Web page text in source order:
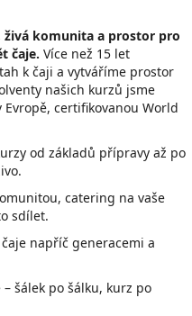
živá komunita a prostor pro
čaje. Více než 15 let
k čaji a vytváříme prostor
našich kurzů jsme
certifikovanou World
od základů přípravy až po
catering na vaše
sdílet.
napříč generacemi a
šálek po šálku, kurz po